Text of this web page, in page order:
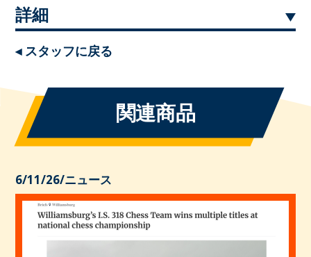
詳細
◂ スタッフに戻る
関連商品
6/11/26/ニュース